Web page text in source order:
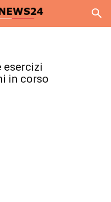
esercizi
in corso